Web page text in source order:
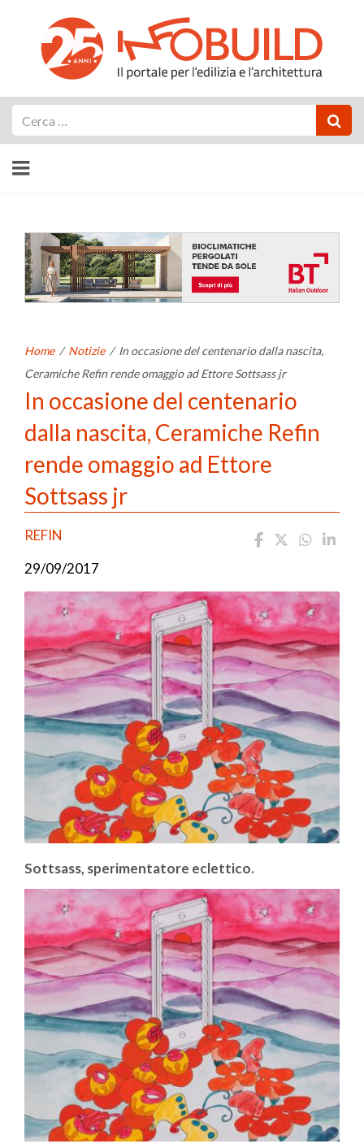
Home / Notizie / In occasione del centenario dalla nascita,
Ceramiche Refin rende omaggio ad Ettore Sottsass jr
In occasione del centenario
dalla nascita, Ceramiche Refin
rende omaggio ad Ettore
Sottsass jr
REFIN
29/09/2017
Sottsass, sperimentatore eclettico.